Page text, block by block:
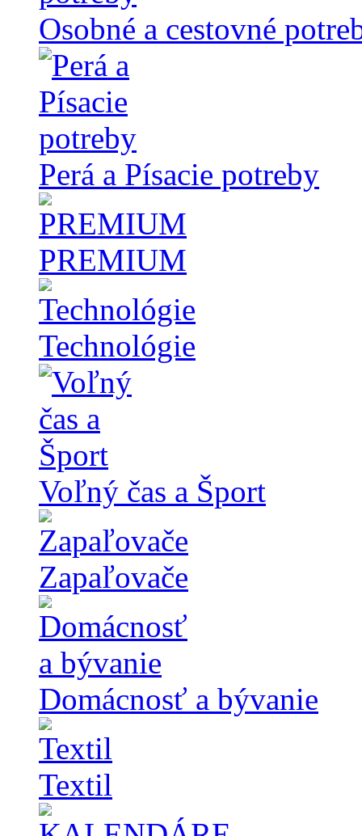
Osobné a cestovné
Perá a Písacie potreby
PREMIUM
Technológie
Voľný čas a Šport
Zapaľovače
Domácnosť a bývanie
Textil